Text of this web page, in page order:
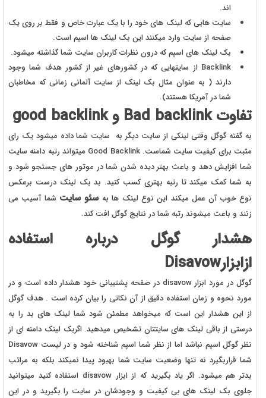
اند.
سایت هایی که لینک های خود را با یک عبارت خاص و فقط بر روی یک
صفحه از سایت وارد میکنند این بک لینک ها اسپم است.
بک لینک های اسپم که درون نظرات کاربران سایت شما گذاشته میشود.
Backlink از سایتهایی که در کشورهای غیر از کشور هدف شما وجود
دارند ( به عنوان مثال بک لینک از سایت آلمانی زمانی که مخاطبان
شما در آمریکا هستند).
تفاوتBad backlink وgood backlink
به گفته گوگل وقتی لینکی از سایت دیگر به سایت شما داده میشود یک رای
مثبت برای کیفیت سایت شماست. Good Backlink میتواند رتبه دامنه سایت
شما افزایش دهد و باعث بهتر دیده شدن شما در موتور های جستجو شود و
به شما کمک میکند تا رتبه بهتری کسب کنید. بد بک لینک درست برعکس
نوع خوب آن عمل میکند این نوع لینک ها بهسئو سایت شما آسیب می
زنند و باعث میشوند رتبه شما در نتایج گوگل افت کند.
هشدار گوگل درباره استفاده
ازابزارDisavow
گوگل در مورد ابزار disavow در صفحه پشتیبانی خود هشدار داده است و در
مورد نحوه و زمان استفاده دقیق از آن نکاتی را بیان کرده است . هدف گوگل
از این هشدار این است که میخواهد مطمئن شود شما لینک های بد را به
درستی از باقی لینک های سایتتان تشخیص میدهید. اگربک لینک دامنه ای از
نظر گوگل اسپم نباشد اما از نظر شما اسپم شناخته شود و در لیست Disavow
شما قراربگیرد نه تنها وضعیت سایت شما بهبود پیدا نمیکند بلکه به مراتب
بدتر هم میشود. اگر یاد بگیرید که از ابزار disavow استفاده کنید میتوانید
جلوی بک لینک های بی کیفیت و وجودشان در سایت را بگیرید و در این